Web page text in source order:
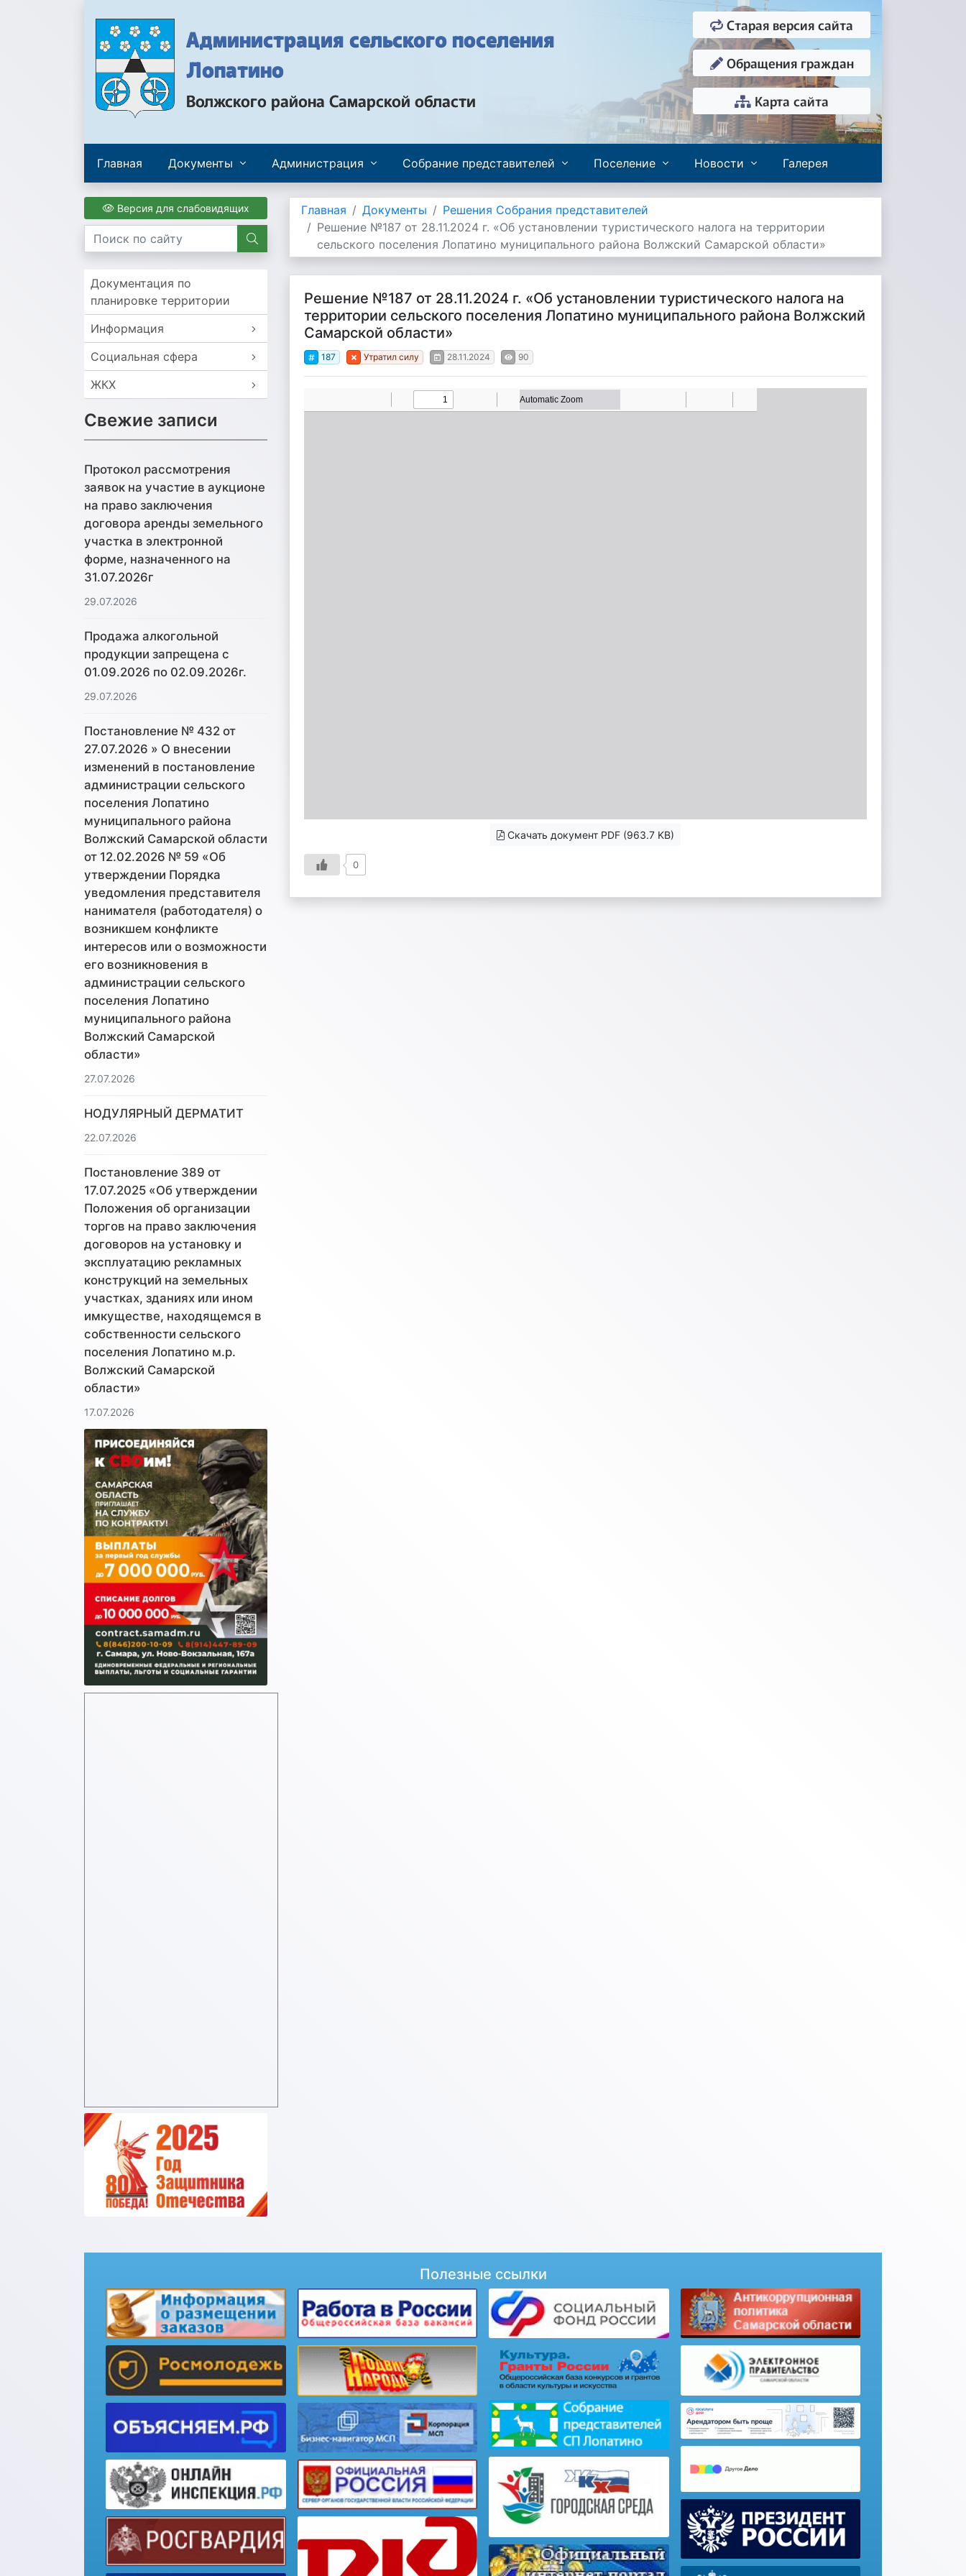
Администрация сельского поселения
Лопатино
Волжского района Самарской области
Старая версия сайта
Обращения граждан
Карта сайта
Главная Документы Администрация Собрание представителей Поселение Новости Галерея
Версия для слабовидящих
Документация по
планировке территории
Информация
Социальная сфера
ЖКХ
Свежие записи
Протокол рассмотрения
заявок на участие в аукционе
на право заключения
договора аренды земельного
участка в электронной
форме, назначенного на
31.07.2026г
29.07.2026
Продажа алкогольной
продукции запрещена с
01.09.2026 по 02.09.2026г.
29.07.2026
Постановление № 432 от
27.07.2026 » О внесении
изменений в постановление
администрации сельского
поселения Лопатино
муниципального района
Волжский Самарской области
от 12.02.2026 № 59 «Об
утверждении Порядка
уведомления представителя
нанимателя (работодателя) о
возникшем конфликте
интересов или о возможности
его возникновения в
администрации сельского
поселения Лопатино
муниципального района
Волжский Самарской
области»
27.07.2026
НОДУЛЯРНЫЙ ДЕРМАТИТ
22.07.2026
Постановление 389 от
17.07.2025 «Об утверждении
Положения об организации
торгов на право заключения
договоров на установку и
эксплуатацию рекламных
конструкций на земельных
участках, зданиях или ином
имкуществе, находящемся в
собственности сельского
поселения Лопатино м.р.
Волжский Самарской
области»
17.07.2026
Главная Документы
Решения Собрания представителей
Решение №187 от 28.11.2024 г. «Об установлении туристического налога на территории
сельского поселения Лопатино муниципального района Волжский Самарской области»
Решение №187 от 28.11.2024 г. «Об установлении туристического налога на
территории сельского поселения Лопатино муниципального района Волжский
Самарской области»
187 Утратил силу 28.11.2024 90
Скачать документ PDF (963.7 KB)
0
Полезные ссылки